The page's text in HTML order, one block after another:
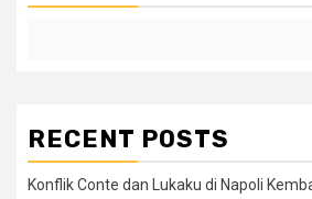
RECENT POSTS
Konflik Conte dan Lukaku di Napoli